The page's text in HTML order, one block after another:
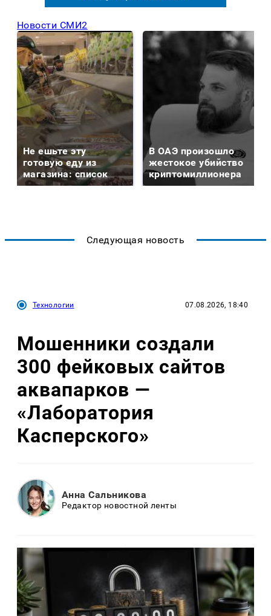
Новости СМИ2
Не ешьте эту
готовую еду из
магазина: список
В ОАЭ произошло
жестокое убийство
криптомиллионера
Следующая новость
Технологии 07.08.2026, 18:40
Мошенники создали
300 фейковых сайтов
аквапарков —
«Лаборатория
Касперского»
Анна Сальникова
Редактор новостной ленты